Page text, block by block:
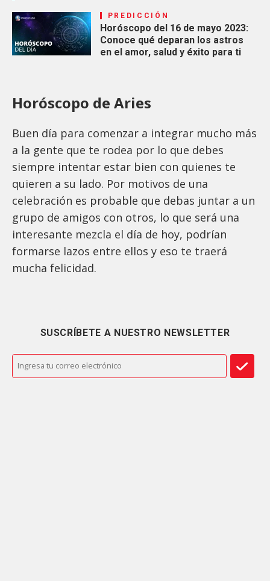
PREDICCIÓN
Horóscopo del 16 de mayo 2023:
Conoce qué deparan los astros
en el amor, salud y éxito para ti
Horóscopo de Aries
Buen día para comenzar a integrar mucho más
a la gente que te rodea por lo que debes
siempre intentar estar bien con quienes te
quieren a su lado. Por motivos de una
celebración es probable que debas juntar a un
grupo de amigos con otros, lo que será una
interesante mezcla el día de hoy, podrían
formarse lazos entre ellos y eso te traerá
mucha felicidad.
SUSCRÍBETE A NUESTRO NEWSLETTER